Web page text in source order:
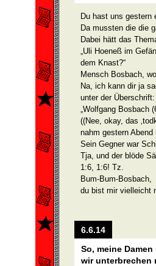
Du hast uns gestern
Da mussten die die
Dabei hätt das
„Uli Hoeneß im
dem Knast?“
Mensch Bosbach,
Na, ich kann dir ja
unter der
„Wolfgang Bosbach
((Nee, okay, das
nahm gestern
Sein Gegner war
Tja, und der blöde
1:6, 1:6! Tz.
Bum-Bum-Bosbach,
du bist mir vielleicht
6.6.14
So, meine
wir unterbrechen